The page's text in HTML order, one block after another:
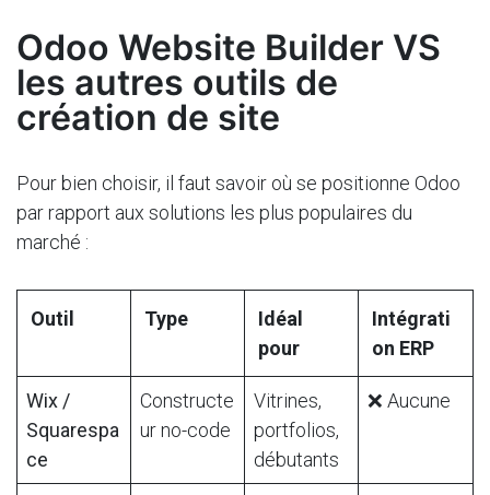
Odoo Website Builder VS
les autres outils de
création de site
Pour bien choisir, il faut savoir où se positionne Odoo
par rapport aux solutions les plus populaires du
marché :
Outil Type
Idéal
pour
Intégrati
on ERP
Wix /
Squarespa
ce
Constructe
ur no-code
Vitrines,
portfolios,
débutants
❌ Aucune